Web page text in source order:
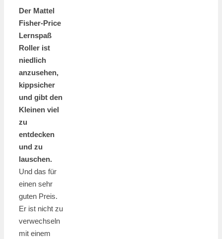
Der Mattel
Fisher-Price
Lernspaß
Roller ist
niedlich
anzusehen,
kippsicher
und gibt den
Kleinen viel
zu
entdecken
und zu
lauschen.
Und das für
einen sehr
guten Preis.
Er ist nicht zu
verwechseln
mit einem